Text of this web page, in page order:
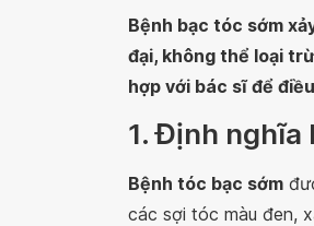
Bệnh bạc tóc sớm
đại, không thể loại
hợp với bác sĩ để
1. Định nghĩa
Bệnh tóc bạc sớm
các sợi tóc màu đen,